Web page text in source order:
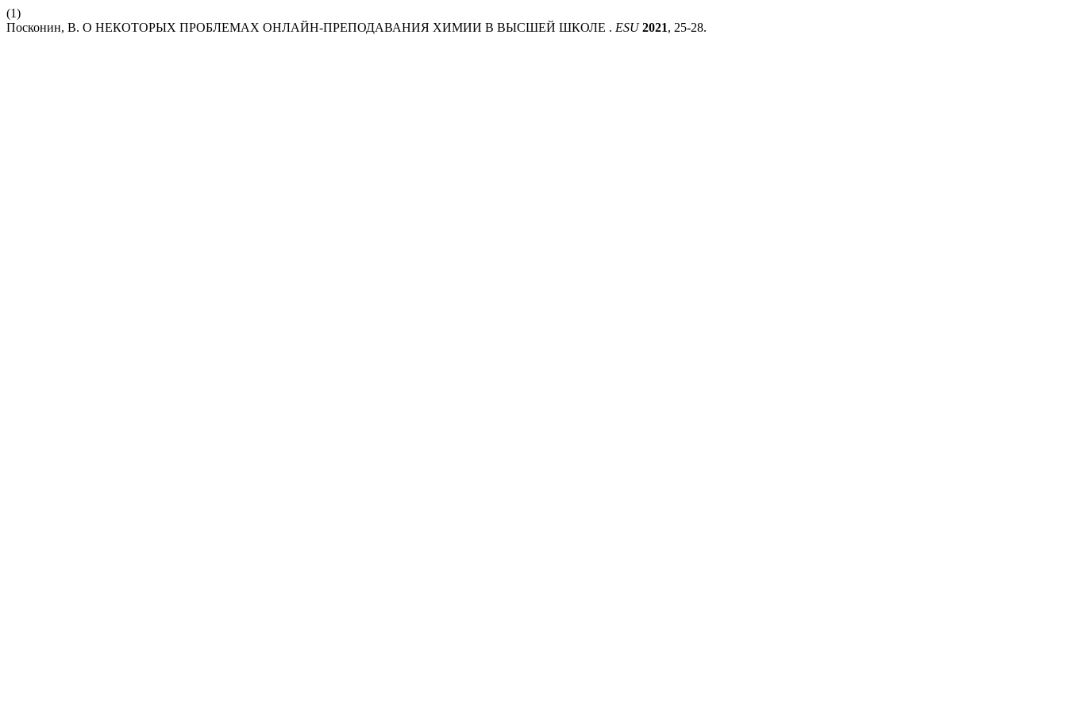
(1)
Посконин, В. О НЕКОТОРЫХ ПРОБЛЕМАХ ОНЛАЙН-ПРЕПОДАВАНИЯ ХИМИИ В ВЫСШЕЙ ШКОЛЕ . ESU 2021, 25-28.